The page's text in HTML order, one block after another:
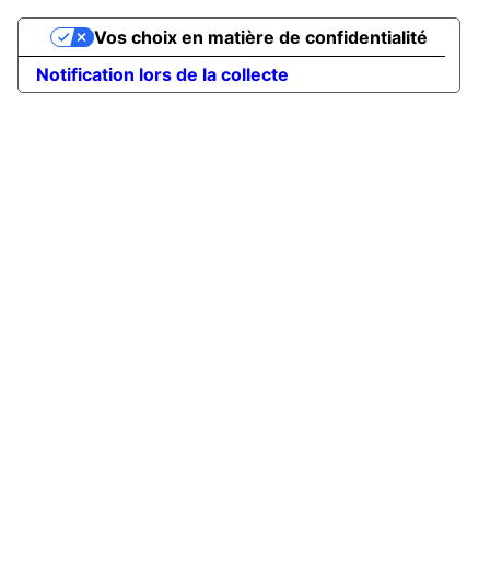
Notification lors de la collecte
Vos choix en matière de confidentialité